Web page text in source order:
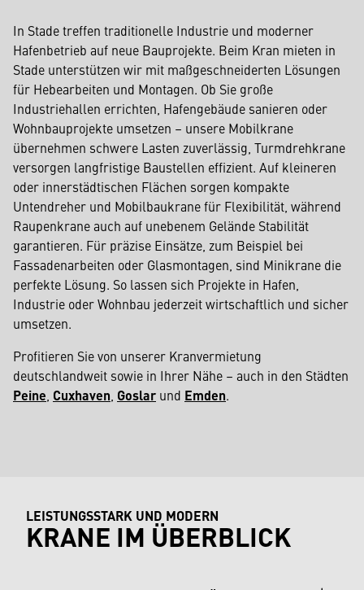
In Stade treffen traditionelle Industrie und moderner
Hafenbetrieb auf neue Bauprojekte. Beim Kran mieten in
Stade unterstützen wir mit maßgeschneiderten Lösungen
für Hebearbeiten und Montagen. Ob Sie große
Industriehallen errichten, Hafengebäude sanieren oder
Wohnbauprojekte umsetzen – unsere Mobilkrane
übernehmen schwere Lasten zuverlässig, Turmdrehkrane
versorgen langfristige Baustellen effizient. Auf kleineren
oder innerstädtischen Flächen sorgen kompakte
Untendreher und Mobilbaukrane für Flexibilität, während
Raupenkrane auch auf unebenem Gelände Stabilität
garantieren. Für präzise Einsätze, zum Beispiel bei
Fassadenarbeiten oder Glasmontagen, sind Minikrane die
perfekte Lösung. So lassen sich Projekte in Hafen,
Industrie oder Wohnbau jederzeit wirtschaftlich und sicher
umsetzen.
Profitieren Sie von unserer Kranvermietung
deutschlandweit sowie in Ihrer Nähe – auch in den Städten
Peine Cuxhaven Goslar und Emden.
LEISTUNGSSTARK UND MODERN
KRANE IM ÜBERBLICK